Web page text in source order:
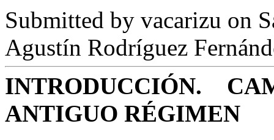
Submitted by vacarizu on
Agustín Rodríguez
INTRODUCCIÓN.
ANTIGUO RÉGIMEN